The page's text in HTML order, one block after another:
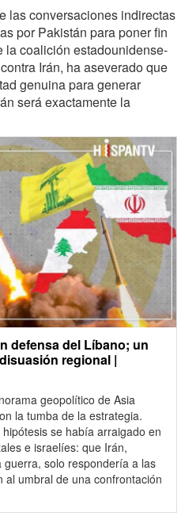
las conversaciones indirectas
por Pakistán para poner fin
la coalición estadounidense-
Irán, ha aseverado que
genuina para generar
será exactamente la
defensa del Líbano; un
regional |
geopolítico de Asia
la tumba de la estrategia.
se había arraigado en
e israelíes: que Irán,
solo respondería a las
umbral de una confrontación